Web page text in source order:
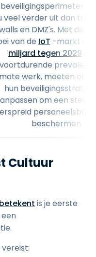
veel verder uit dan
en DMZ's. Met de
van de IoT -markt
miljard tegen 2029
voortdurende
werk, moeten
hun
om een
beschermen.
Cultuur
is je eerste